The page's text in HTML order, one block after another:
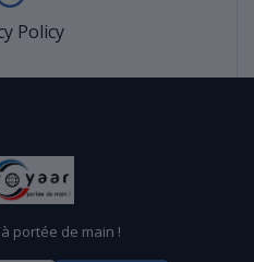
Policy
portée de main !